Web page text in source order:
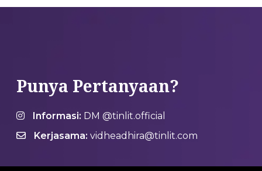
Punya Pertanyaan?
Informasi: DM @tinlit.official
Kerjasama: vidheadhira@tinlit.com